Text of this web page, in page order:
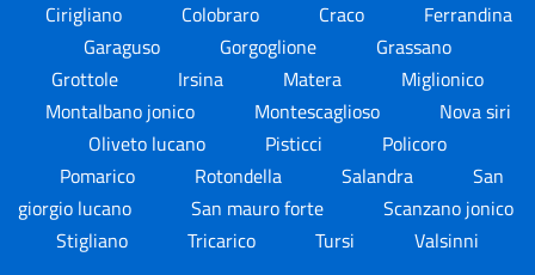
Cirigliano
Colobraro Craco
Ferrandina
Garaguso
Gorgoglione
Grassano
Grottole
Irsina Matera
Miglionico
Montalbano jonico
Montescaglioso
Nova siri
Oliveto lucano
Pisticci
Policoro
Pomarico
Rotondella Salandra
San
giorgio lucano
San mauro forte
Scanzano jonico
Stigliano
Tricarico Tursi Valsinni